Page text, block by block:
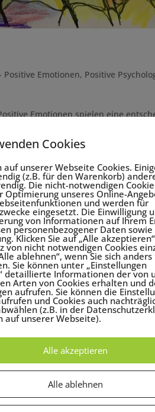
Positive Emotionen, Positive
Emotionen spielen eine
Oft glauben wir, sie sind die
Cookies
auf unserer Webseite Cookies.
(z.B. für den Warenkorb)
Die nicht-notwendigen
Optimierung unseres Online-
und werden für
eingesetzt. Die Einwilligung
von Informationen auf Ihrem
personenbezogener Daten
Klicken Sie auf „Alle
von nicht notwendigen Cookies
ablehnen“, wenn Sie sich anders
Sie können unter „Einstellungen
detaillierte Informationen der von
Arten von Cookies erhalten und
aufrufen. Sie können die
und Cookies auch
(z.B. in der
auf unserer Webseite).
Alle akzeptieren
Alle ablehnen